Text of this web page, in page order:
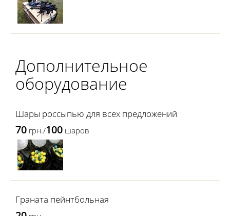
Дополнительное
оборудование
Шары россыпью для всех предложений
70 грн./100 шаров
Граната пейнтбольная